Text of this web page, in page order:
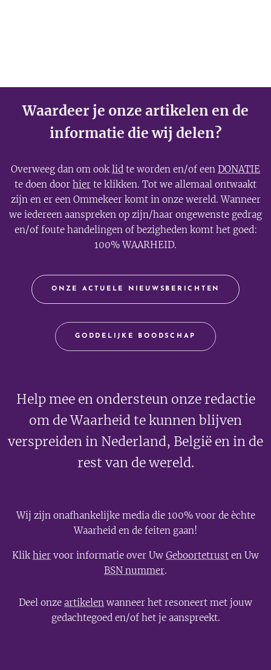
Waardeer je onze artikelen en de
informatie die wij delen?
Overweeg dan om ooklid te worden en/of een DONATIE
te doen door hier te klikken. Tot we allemaal ontwaakt
zijn en er een Ommekeer komt in onze wereld. Wanneer
we iedereen aanspreken op zijn/haar ongewenste gedrag
en/of foute handelingen of bezigheden komt het goed:
100% WAARHEID.
ONZE ACTUELE NIEUWSBERICHTEN
GODDELIJKE BOODSCHAP
Help mee en ondersteun onze redactie
om de Waarheid te kunnen blijven
verspreiden in Nederland, België en in de
rest van de wereld.
Wij zijn onafhankelijke media die 100% voor de èchte
Waarheid en de feiten gaan!
Klikhier voor informatie over Uw Geboortetrust en Uw
BSN nummer.
Deel onze artikelen wanneer het resoneert met jouw
gedachtegoed en/of het je aanspreekt.